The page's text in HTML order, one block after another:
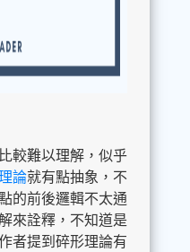
較難以理解，似乎
論就有點抽象，不
的前後邏輯不太通
來詮釋，不知道是
者提到碎形理論有